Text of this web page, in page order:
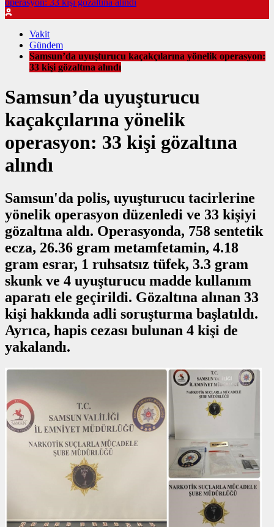
operasyon: 33 kişi gözaltına alındı
Vakit
Gündem
Samsun’da uyuşturucu kaçakçılarına yönelik operasyon:
33 kişi gözaltına alındı
Samsun’da uyuşturucu
kaçakçılarına yönelik
operasyon: 33 kişi gözaltına
alındı
Samsun'da polis, uyuşturucu tacirlerine
yönelik operasyon düzenledi ve 33 kişiyi
gözaltına aldı. Operasyonda, 758 sentetik
ecza, 26.36 gram metamfetamin, 4.18
gram esrar, 1 ruhsatsız tüfek, 3.3 gram
skunk ve 4 uyuşturucu madde kullanım
aparatı ele geçirildi. Gözaltına alınan 33
kişi hakkında adli soruşturma başlatıldı.
Ayrıca, hapis cezası bulunan 4 kişi de
yakalandı.